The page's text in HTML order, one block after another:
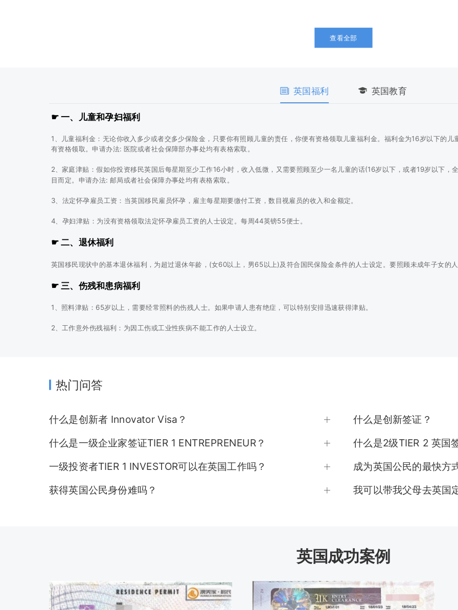
查看全部
英国福利 英国教育
☛ 一、儿童和孕妇福利
1、儿童福利金：无论你收入多少或者交多少保险金，只要你有照顾儿童的责任，你便有资格领取儿童福利金。福利金为16岁以下的
有资格领取。申请办法: 医院或者社会保障部办事处均有表格索取。
2、家庭津贴：假如你投资移民英国后每星期至少工作16小时，收入低微，又需要照顾至少一名儿童的话(16岁以下，或者19岁以下，
目而定。申请办法: 邮局或者社会保障办事处均有表格索取。
3、法定怀孕雇员工资：当英国移民雇员怀孕，雇主每星期要缴付工资，数目视雇员的收入和金额定。
4、孕妇津贴：为没有资格领取法定怀孕雇员工资的人士设定。每周44英镑55便士。
☛ 二、退休福利
英国移民现状中的基本退休福利，为超过退休年龄，(女60以上，男65以上)及符合国民保险金条件的人士设定。要照顾未成年子女的人
☛ 三、伤残和患病福利
1、照料津贴：65岁以上，需要经常照料的伤残人士。如果申请人患有绝症，可以特别安排迅速获得津贴。
2、工作意外伤残福利：为因工伤或工业性疾病不能工作的人士设立。
5、法定患病T资：患病一连4天或者以上。为期不超过28个星期。由请雇员每周收入必须超过58英镑。可以获得的法定惠病工资为每
3、寡妇退休金：由请人年龄45岁或者以上，或者停止接受寡妇母亲津贴。金额按照年岁和金额何时停止设定。
☛ 五、失业福利
1、收入补助金:为18岁以上，收入低于某个水平，每周工作不超过16个小时的人设定。申请人必须有能力工作和积极求职。
2、养老院和护理院津贴：申请人在1993年3月31日之前已经进入养老院或者护理院接受照顾。他们可以得到较高金额的收入补助金去
3、屋租津贴：市议会代表有需要的人付房租。
热门问答
什么是创新者 Innovator Visa？
什么是一级企业家签证TIER 1 ENTREPRENEUR？
一级投资者TIER 1 INVESTOR可以在英国工作吗？
获得英国公民身份难吗？
什么是创新签证？
什么是2级TIER 2 英国
成为英国公民的最快方
我可以带我父母去英国
英国成功案例